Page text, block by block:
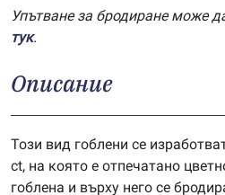
Упътване за бродиране може
тук.
Описание
Този вид гоблени се
ct, на която е отпечатано
гоблена и върху него се